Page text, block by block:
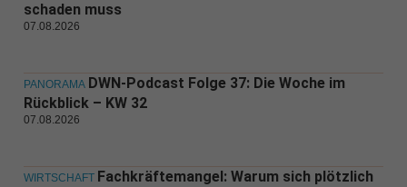
schaden muss
07.08.2026
PANORAMA DWN-Podcast Folge 37: Die Woche im
Rückblick – KW 32
07.08.2026
WIRTSCHAFT Fachkräftemangel: Warum sich plötzlich